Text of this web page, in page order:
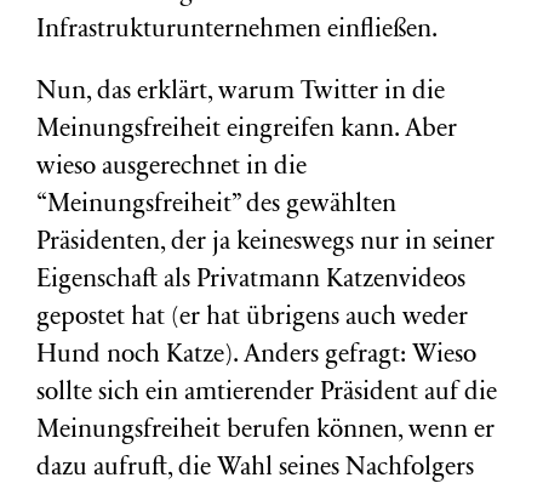
Infrastrukturunternehmen einfließen.
Nun, das erklärt, warum Twitter in die
Meinungsfreiheit eingreifen kann. Aber
wieso ausgerechnet in die
“Meinungsfreiheit” des gewählten
Präsidenten, der ja keineswegs nur in seiner
Eigenschaft als Privatmann Katzenvideos
gepostet hat (er hat übrigens auch weder
Hund noch Katze). Anders gefragt: Wieso
sollte sich ein amtierender Präsident auf die
Meinungsfreiheit berufen können, wenn er
dazu aufruft, die Wahl seines Nachfolgers